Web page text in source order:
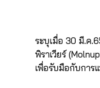
ระบุเมื่อ 30 มี.ค
พิราเวียร์
เพื่อรับมือกับการแ